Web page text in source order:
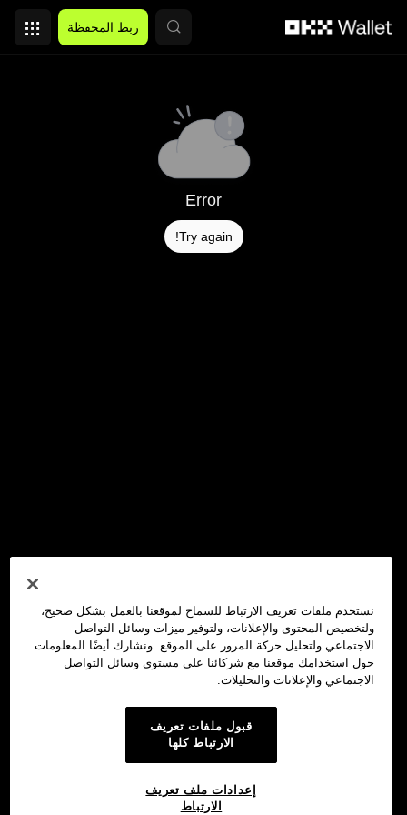
ربط المحفظة
Error
Try again!
نستخدم ملفات تعريف الارتباط للسماح لموقعنا بالعمل بشكل صحيح،
ولتخصيص المحتوى والإعلانات، ولتوفير ميزات وسائل التواصل
الاجتماعي ولتحليل حركة المرور على الموقع. ونشارك أيضًا المعلومات
حول استخدامك موقعنا مع شركائنا على مستوى وسائل التواصل
الاجتماعي والإعلانات والتحليلات.
قبول ملفات تعريف
الارتباط كلها
إعدادات ملف تعريف
الارتباط